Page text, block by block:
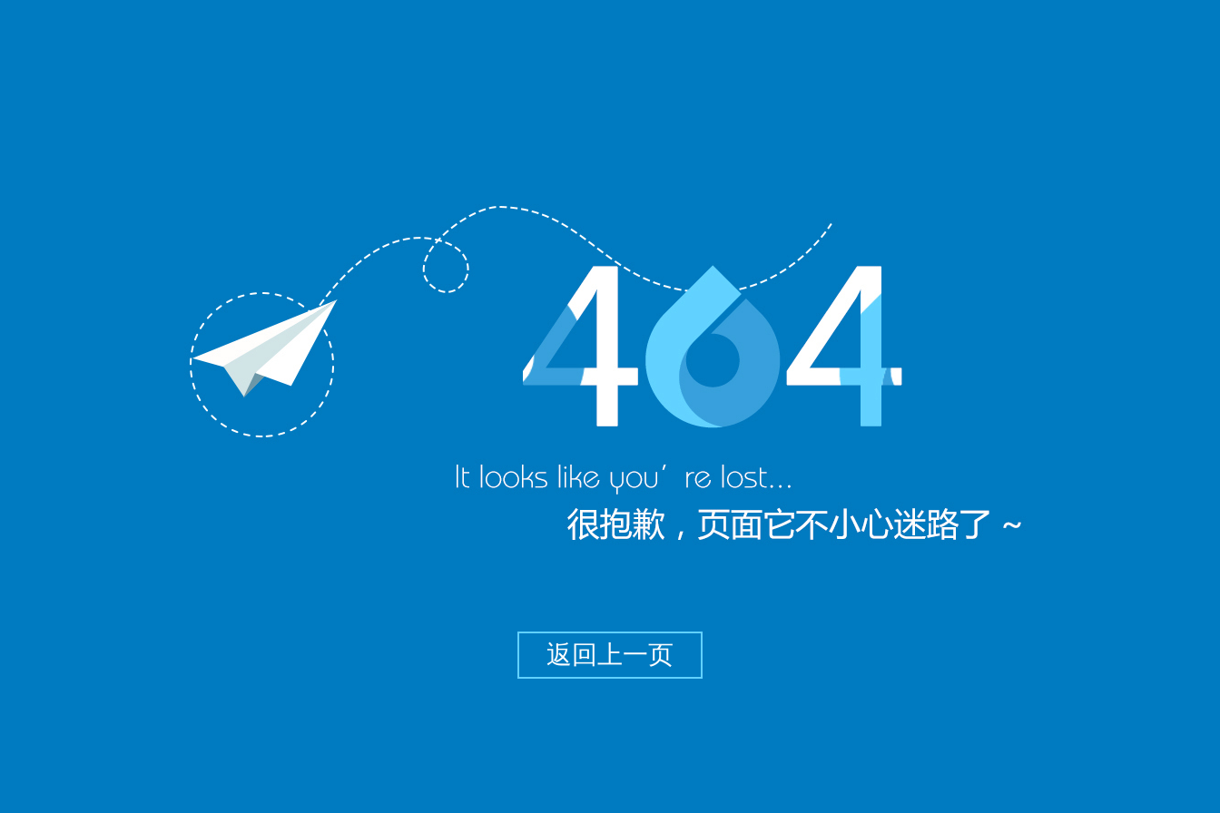
返回上一页